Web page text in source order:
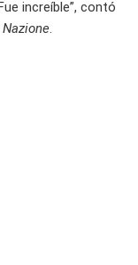
increíble”, contó
.